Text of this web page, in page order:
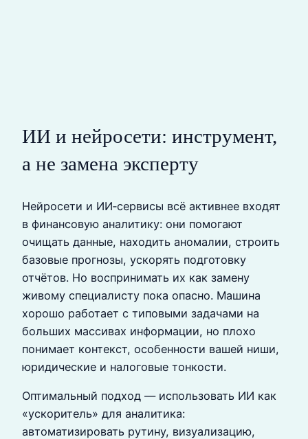
ИИ и нейросети: инструмент,
а не замена эксперту
Нейросети и ИИ‑сервисы всё активнее входят
в финансовую аналитику: они помогают
очищать данные, находить аномалии, строить
базовые прогнозы, ускорять подготовку
отчётов. Но воспринимать их как замену
живому специалисту пока опасно. Машина
хорошо работает с типовыми задачами на
больших массивах информации, но плохо
понимает контекст, особенности вашей ниши,
юридические и налоговые тонкости.
Оптимальный подход — использовать ИИ как
«ускоритель» для аналитика:
автоматизировать рутину, визуализацию,